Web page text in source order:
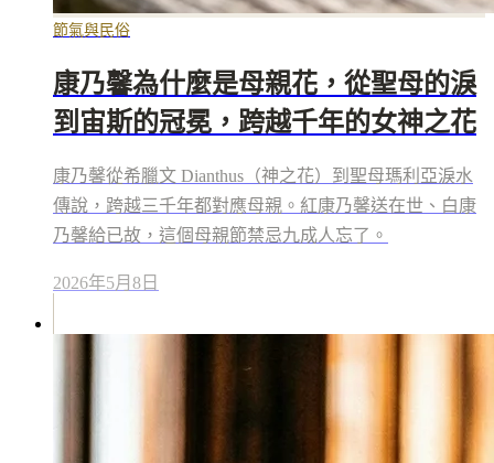
節氣與民俗
康乃馨為什麼是母親花，從聖母的淚
到宙斯的冠冕，跨越千年的女神之花
康乃馨從希臘文 Dianthus（神之花）到聖母瑪利亞淚水
傳說，跨越三千年都對應母親。紅康乃馨送在世、白康
乃馨給已故，這個母親節禁忌九成人忘了。
2026年5月8日